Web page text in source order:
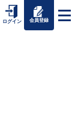
ログイン 会員登録